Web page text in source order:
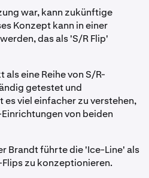
war, kann zukünftige
Konzept kann in einer
das als 'S/R Flip'
als eine Reihe von S/R-
getestet und
viel einfacher zu verstehen,
von beiden
Brandt führte die 'Ice-Line' als
zu konzeptionieren.